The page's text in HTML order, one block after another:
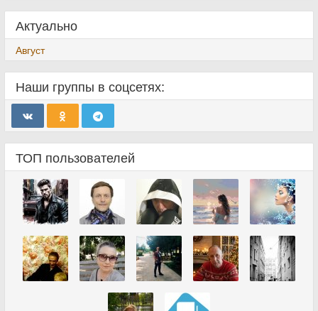
Актуально
Август
Наши группы в соцсетях:
ТОП пользователей